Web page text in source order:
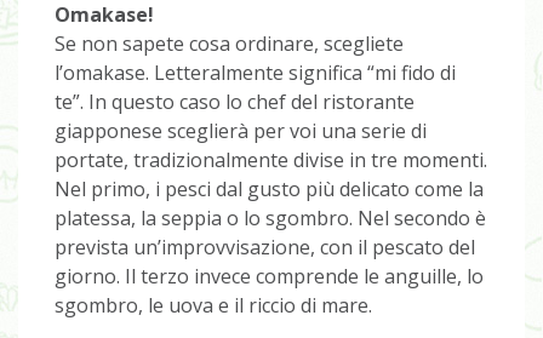
Omakase!
Se non sapete cosa ordinare, scegliete
l’omakase. Letteralmente significa “mi fido di
te”. In questo caso lo chef del ristorante
giapponese sceglierà per voi una serie di
portate, tradizionalmente divise in tre momenti.
Nel primo, i pesci dal gusto più delicato come la
platessa, la seppia o lo sgombro. Nel secondo è
prevista un’improvvisazione, con il pescato del
giorno. Il terzo invece comprende le anguille, lo
sgombro, le uova e il riccio di mare.